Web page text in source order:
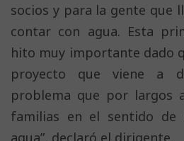
socios y para la gente que
contar con agua. Esta
hito muy importante dado
proyecto que viene a
problema que por largos
familias en el sentido de
agua”, declaró el dirigente.